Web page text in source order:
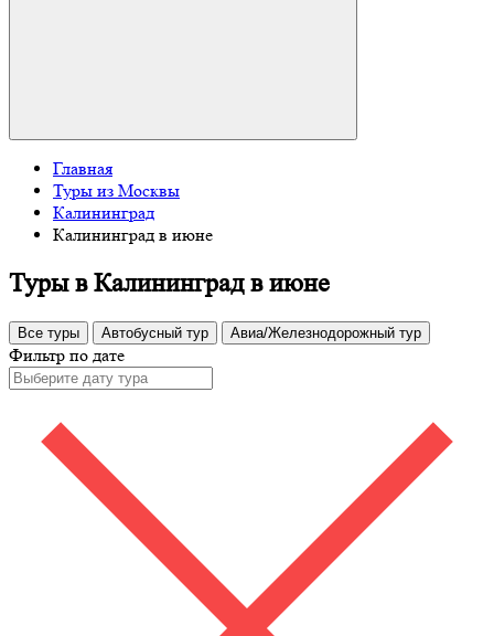
Главная
Туры из Москвы
Калининград
Калининград в июне
Туры в Калининград в июне
Все туры Автобусный тур Авиа/Железнодорожный тур
Фильтр по дате